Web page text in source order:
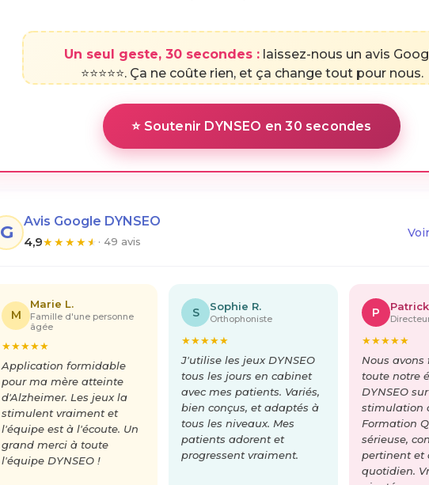
Un seul geste, 30 secondes :laissez-nous un avis
⭐⭐⭐⭐⭐. Ça ne coûte rien, et ça change tout pour nous.
⭐ Soutenir DYNSEO en 30 secondes
G
Avis Google DYNSEO
4,9★★★★★ · 49 avis
M
Marie L.
Famille d'une personne
âgée
★★★★★
Application formidable
pour ma mère atteinte
d'Alzheimer. Les jeux la
stimulent vraiment et
l'équipe est à l'écoute. Un
grand merci à toute
l'équipe DYNSEO !
S Sophie R.
Orthophoniste
★★★★★
J'utilise les jeux DYNSEO
tous les jours en cabinet
avec mes patients. Variés,
bien conçus, et adaptés à
tous les niveaux. Mes
patients adorent et
progressent vraiment.
P
★★★★★
Nous
toute notre
DYNSEO
stimulation
Formation
sérieuse,
pertinent et
quotidien.